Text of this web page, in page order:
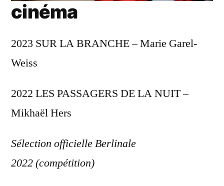
cinéma
2023 SUR LA BRANCHE – Marie Garel-
Weiss
2022 LES PASSAGERS DE LA NUIT –
Mikhaël Hers
Sélection officielle Berlinale
2022(compétition)